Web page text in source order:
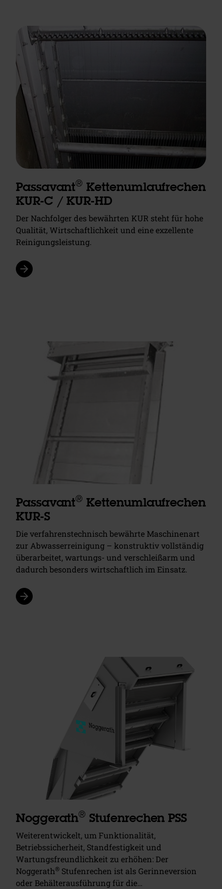
Passavant® Kettenumlaufrechen
KUR-C / KUR-HD
Der Nachfolger des bewährten KUR steht für hohe
Qualität, Wirtschaftlichkeit und eine exzellente
Reinigungsleistung.
arrow_forward
Passavant® Kettenumlaufrechen
KUR-S
Die verfahrenstechnisch bewährte Maschinenart
zur Abwasserreinigung – konstruktiv vollständig
überarbeitet, wartungs- und verschleißarm und
dadurch besonders wirtschaftlich im Einsatz.
arrow_forward
Noggerath® Stufenrechen PSS
Weiterentwickelt, um Funktionalität,
Betriebssicherheit, Standfestigkeit und
Wartungsfreundlichkeit zu erhöhen: Der
Noggerath® Stufenrechen ist als Gerinneversion
oder Behälterausführung für die…